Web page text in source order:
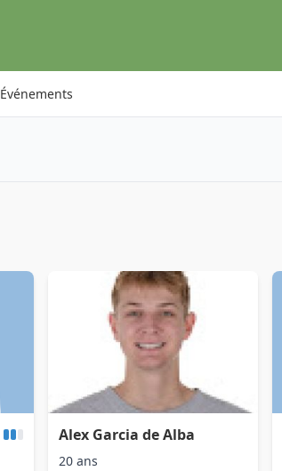
Événements
Alex Garcia de Alba
20 ans